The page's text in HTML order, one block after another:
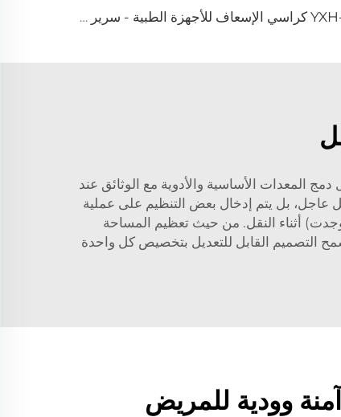
YXH-3E3 كراسي الإسعاف للأجهزة الطبية - سرير طوارئ قابل للاستخدام الأولي
المعدات الأساسية والأدوية مع الوثائق عند
عاجل، بل يتم إدخال بعض التنظيم على عملية
وجدت) أثناء النقل. من حيث تعظيم المساحة
التصميم القابل للتعديل بتخصيص كل واحدة
وودية للمريض